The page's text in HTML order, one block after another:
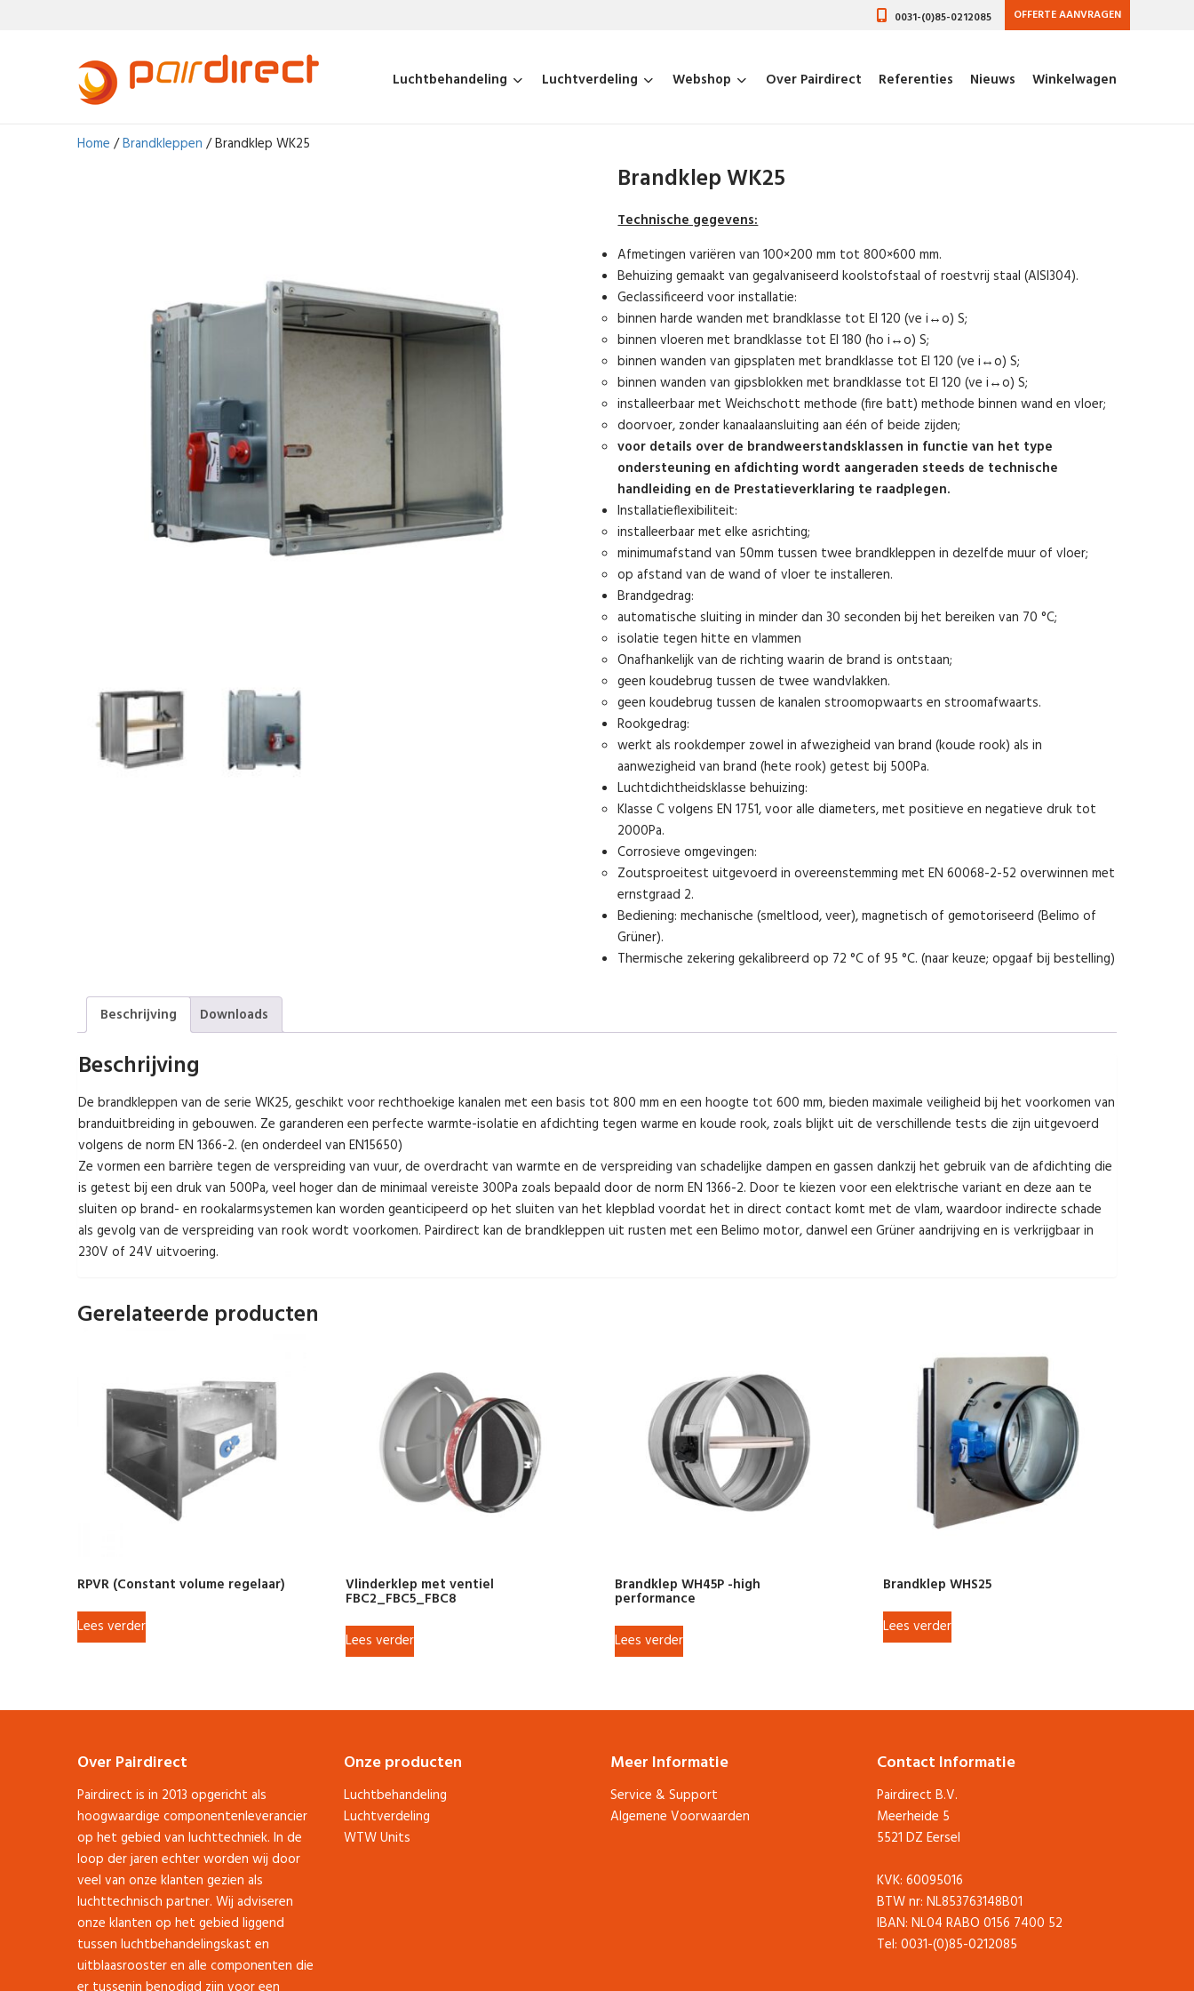
0031-(0)85-0212085 OFFERTE AANVRAGEN
Luchtbehandeling Luchtverdeling
Wandroosters
Buitenroosters
Kanaalroosters
Lijnroosters
Brandkleppen
Register-, overdruk-, en
terugslagkleppen
Volumestroomregelaars
Webshop Over Pairdirect Referenties Nieuws Winkelwagen
Home /Brandkleppen / Brandklep WK25
Brandklep WK25
Technische gegevens:
Afmetingen variëren van 100×200 mm tot 800×600 mm.
Behuizing gemaakt van gegalvaniseerd koolstofstaal of roestvrij staal (AISI304).
Geclassificeerd voor installatie:
binnen harde wanden met brandklasse tot EI 120 (ve i↔o) S;
binnen vloeren met brandklasse tot EI 180 (ho i↔o) S;
binnen wanden van gipsplaten met brandklasse tot EI 120 (ve i↔o) S;
binnen wanden van gipsblokken met brandklasse tot EI 120 (ve i↔o) S;
installeerbaar met Weichschott methode (fire batt) methode binnen wand en vloer;
doorvoer, zonder kanaalaansluiting aan één of beide zijden;
voor details over de brandweerstandsklassen in functie van het type
ondersteuning en afdichting wordt aangeraden steeds de technische
handleiding en de Prestatieverklaring te raadplegen.
Installatieflexibiliteit:
installeerbaar met elke asrichting;
minimumafstand van 50mm tussen twee brandkleppen in dezelfde muur of vloer;
op afstand van de wand of vloer te installeren.
Brandgedrag:
automatische sluiting in minder dan 30 seconden bij het bereiken van 70 °C;
isolatie tegen hitte en vlammen
Onafhankelijk van de richting waarin de brand is ontstaan;
geen koudebrug tussen de twee wandvlakken.
geen koudebrug tussen de kanalen stroomopwaarts en stroomafwaarts.
Rookgedrag:
werkt als rookdemper zowel in afwezigheid van brand (koude rook) als in
aanwezigheid van brand (hete rook) getest bij 500Pa.
Luchtdichtheidsklasse behuizing:
Klasse C volgens EN 1751, voor alle diameters, met positieve en negatieve druk tot
2000Pa.
Corrosieve omgevingen:
Zoutsproeitest uitgevoerd in overeenstemming met EN 60068-2-52 overwinnen met
ernstgraad 2.
Bediening: mechanische (smeltlood, veer), magnetisch of gemotoriseerd (Belimo of
Grüner).
Thermische zekering gekalibreerd op 72 °C of 95 °C. (naar keuze; opgaaf bij bestelling)
Beschrijving Downloads
Beschrijving
De brandkleppen van de serie WK25, geschikt voor rechthoekige kanalen met een basis tot 800 mm en een hoogte tot 600 mm, bieden maximale veiligheid bij het voorkomen van
branduitbreiding in gebouwen. Ze garanderen een perfecte warmte-isolatie en afdichting tegen warme en koude rook, zoals blijkt uit de verschillende tests die zijn uitgevoerd
volgens de norm EN 1366-2. (en onderdeel van EN15650)
Ze vormen een barrière tegen de verspreiding van vuur, de overdracht van warmte en de verspreiding van schadelijke dampen en gassen dankzij het gebruik van de afdichting die
is getest bij een druk van 500Pa, veel hoger dan de minimaal vereiste 300Pa zoals bepaald door de norm EN 1366-2. Door te kiezen voor een elektrische variant en deze aan te
sluiten op brand- en rookalarmsystemen kan worden geanticipeerd op het sluiten van het klepblad voordat het in direct contact komt met de vlam, waardoor indirecte schade
als gevolg van de verspreiding van rook wordt voorkomen. Pairdirect kan de brandkleppen uit rusten met een Belimo motor, danwel een Grüner aandrijving en is verkrijgbaar in
230V of 24V uitvoering.
Gerelateerde producten
RPVR (Constant volume regelaar)
Lees verder
Vlinderklep met ventiel
FBC2_FBC5_FBC8
Lees verder
Brandklep WH45P -high
performance
Lees verder
Brandklep WHS25
Lees verder
Over Pairdirect
Pairdirect is in 2013 opgericht als
hoogwaardige componentenleverancier
op het gebied van luchttechniek. In de
loop der jaren echter worden wij door
veel van onze klanten gezien als
luchttechnisch partner. Wij adviseren
onze klanten op het gebied liggend
tussen luchtbehandelingskast en
uitblaasrooster en alle componenten die
Onze producten
Luchtbehandeling
Luchtverdeling
WTW Units
Meer Informatie
Service & Support
Algemene Voorwaarden
Contact Informatie
Pairdirect B.V.
Meerheide 5
5521 DZ Eersel
KVK: 60095016
BTW nr: NL853763148B01
IBAN: NL04 RABO 0156 7400 52
Tel: 0031-(0)85-0212085